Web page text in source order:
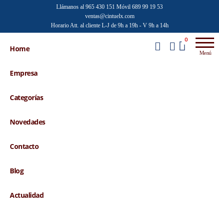
Llámanos al 965 430 151 Móvil 689 99 19 53
ventas@cintuelx.com
Horario Att. al cliente L-J de 9h a 19h - V 9h a 14h
Faraoni
por
de moda
0
Menú
Home
Empresa
Categorías
Novedades
Contacto
Blog
Actualidad